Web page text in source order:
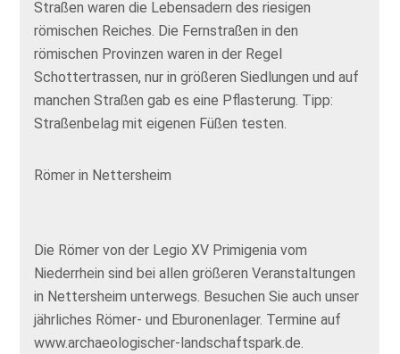
Straßen waren die Lebensadern des riesigen
römischen Reiches. Die Fernstraßen in den
römischen Provinzen waren in der Regel
Schottertrassen, nur in größeren Siedlungen und auf
manchen Straßen gab es eine Pflasterung. Tipp:
Straßenbelag mit eigenen Füßen testen.
Römer in Nettersheim
Die Römer von der Legio XV Primigenia vom
Niederrhein sind bei allen größeren Veranstaltungen
in Nettersheim unterwegs. Besuchen Sie auch unser
jährliches Römer- und Eburonenlager. Termine auf
www.archaeologischer-landschaftspark.de.